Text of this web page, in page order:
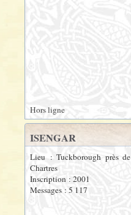
Hors ligne
ISENGAR
Lieu : Tuckborough près de
Chartres
Inscription : 2001
Messages : 5 117